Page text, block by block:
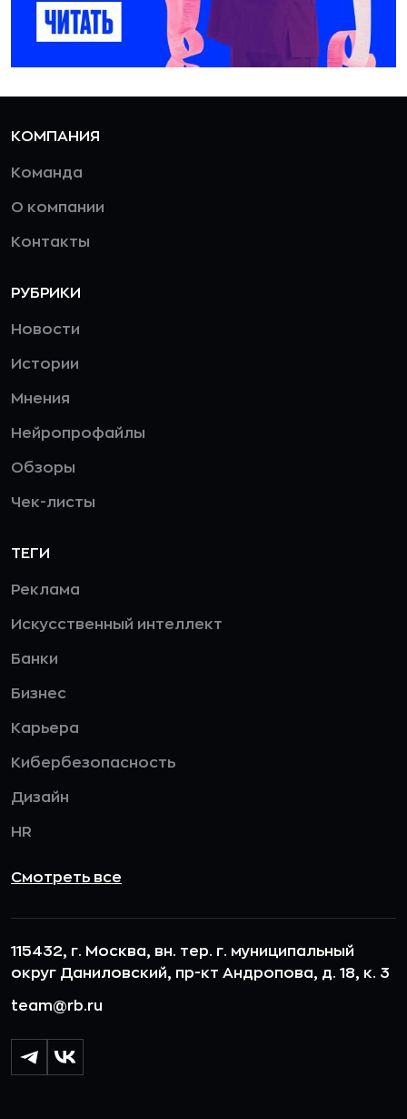
КОМПАНИЯ
Команда
О компании
Контакты
РУБРИКИ
Новости
Истории
Мнения
Нейропрофайлы
Обзоры
Чек-листы
ТЕГИ
Реклама
Искусственный интеллект
Банки
Бизнес
Карьера
Кибербезопасность
Дизайн
HR
Смотреть все
115432, г. Москва, вн. тер. г. муниципальный
округ Даниловский, пр-кт Андропова, д. 18, к. 3
team@rb.ru